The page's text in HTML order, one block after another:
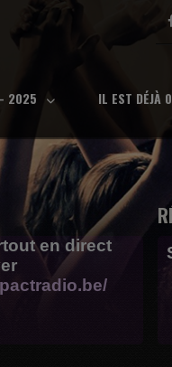
2025 IL EST DÉJÀ
en direct